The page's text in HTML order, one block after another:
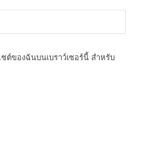
ต์ของฉันบนเบราว์เซอร์นี้ สำหรับ